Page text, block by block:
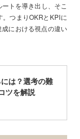
トを導き出し、そこ
つまりOKRとKPIに
における視点の違い
は？選考の難
ツを解説